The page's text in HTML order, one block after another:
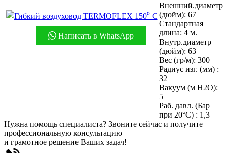
Написать в WhatsApp
Внешний.диаметр
(дюйм): 67
Стандартная
длина: 4 м.
Внутр.диаметр
(дюйм): 63
Вес (гр/м): 300
Радиус изг. (мм) :
32
Вакуум (м Н2О):
5
Раб. давл. (Бар
при 20°С) : 1,3
Нужна помощь специалиста? Звоните сейчас и получите
профессиональную консультацию
и грамотное решение Ваших задач!